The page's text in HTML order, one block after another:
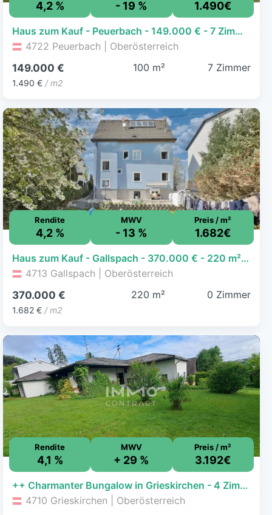
4,2 % - 19 % 1.490€
Haus zum Kauf - Peuerbach - 149.000 € - 7 Zimmer, 100 m², 1.128 m² Grundstück
4722 Peuerbach | Oberösterreich
149.000 €
1.490 € / m2
100 m² 7 Zimmer
Rendite
4,2 %
MWV
- 13 %
Preis / m²
1.682€
Haus zum Kauf - Gallspach - 370.000 € - 220 m², 523 m² Grundstück
4713 Gallspach | Oberösterreich
370.000 €
1.682 € / m2
220 m² 0 Zimmer
Rendite
4,1 %
MWV
+ 29 %
Preis / m²
3.192€
++ Charmanter Bungalow in Grieskirchen - 4 Zimmer, Terrasse, Garage, 125m² Wohnfläche ++
4710 Grieskirchen | Oberösterreich